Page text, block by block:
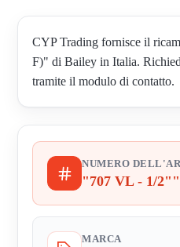
CYP Trading fornisce il
F)" di Bailey in Italia.
tramite il modulo di contatto.
NUMERO
"707 VL - 1/
MARCA